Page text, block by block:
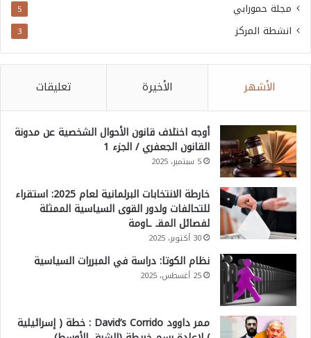
مجلة حمورابي 5
انشطة المركز 3
الأشهر الأخيرة تعليقات
أوجه اختلاف قانون الأحوال الشخصية عن مدونة
القانون الجعفري / الجزء 1
5 سبتمبر، 2025
خارطة الانتخابات البرلمانية لعام 2025: استقراء
للتحالفات ولدور القوى السياسية الممثلة
لفصائل المقـ ـاومة
30 أكتوبر، 2025
نظام الكوتا: دراسة في المبررات السياسية
25 أغسطس، 2025
ممر داوود David’s Corrido : خطة ( إسرائيلية